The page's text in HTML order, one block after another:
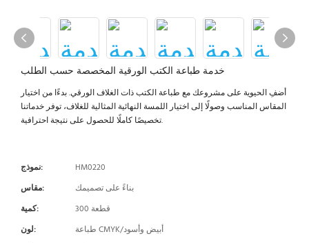
خدمة طباعة الكتب الورقية المخصصة حسب الطلب
أضفِ الحيوية على مشروعك مع طباعة الكتب ذات الغلاف الورقي. بدءًا من اختيار
المقاس المناسب وصولًا إلى اختيار اللمسة النهائية المثالية للغلاف، توفر خدماتنا
تخصيصًا كاملًا للحصول على نتيجة احترافية.
نموذج:
HM0220
مقاس:
بناءً على تصميمك
كمية:
300 قطعة
لون:
طباعة CMYK/أبيض وأسود